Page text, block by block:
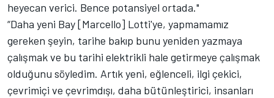
heyecan verici. Bence potansiyel ortada."
“Daha yeni Bay [Marcello] Lotti'ye, yapmamamız
gereken şeyin, tarihe bakıp bunu yeniden yazmaya
çalışmak ve bu tarihi elektrikli hale getirmeye çalışmak
olduğunu söyledim. Artık yeni, eğlenceli, ilgi çekici,
çevrimiçi ve çevrimdışı, daha bütünleştirici, insanları